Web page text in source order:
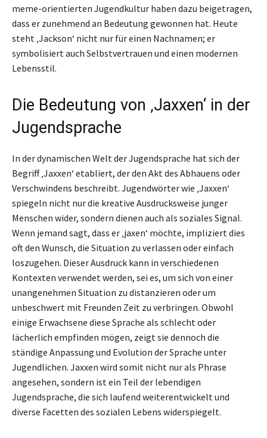
meme-orientierten Jugendkultur haben dazu beigetragen,
dass er zunehmend an Bedeutung gewonnen hat. Heute
steht ‚Jackson‘ nicht nur für einen Nachnamen; er
symbolisiert auch Selbstvertrauen und einen modernen
Lebensstil.
Die Bedeutung von ‚Jaxxen‘ in der
Jugendsprache
In der dynamischen Welt der Jugendsprache hat sich der
Begriff ‚Jaxxen‘ etabliert, der den Akt des Abhauens oder
Verschwindens beschreibt. Jugendwörter wie ‚Jaxxen‘
spiegeln nicht nur die kreative Ausdrucksweise junger
Menschen wider, sondern dienen auch als soziales Signal.
Wenn jemand sagt, dass er ‚jaxen‘ möchte, impliziert dies
oft den Wunsch, die Situation zu verlassen oder einfach
loszugehen. Dieser Ausdruck kann in verschiedenen
Kontexten verwendet werden, sei es, um sich von einer
unangenehmen Situation zu distanzieren oder um
unbeschwert mit Freunden Zeit zu verbringen. Obwohl
einige Erwachsene diese Sprache als schlecht oder
lächerlich empfinden mögen, zeigt sie dennoch die
ständige Anpassung und Evolution der Sprache unter
Jugendlichen. Jaxxen wird somit nicht nur als Phrase
angesehen, sondern ist ein Teil der lebendigen
Jugendsprache, die sich laufend weiterentwickelt und
diverse Facetten des sozialen Lebens widerspiegelt.